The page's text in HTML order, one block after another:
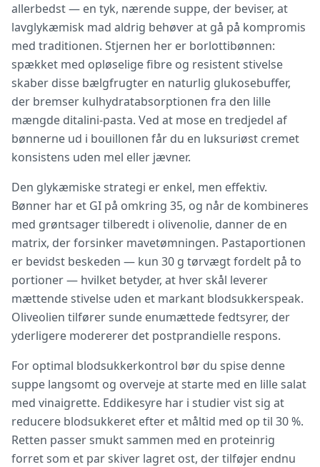
allerbedst — en tyk, nærende suppe, der beviser, at
lavglykæmisk mad aldrig behøver at gå på kompromis
med traditionen. Stjernen her er borlottibønnen:
spækket med opløselige fibre og resistent stivelse
skaber disse bælgfrugter en naturlig glukosebuffer,
der bremser kulhydratabsorptionen fra den lille
mængde ditalini-pasta. Ved at mose en tredjedel af
bønnerne ud i bouillonen får du en luksuriøst cremet
konsistens uden mel eller jævner.
Den glykæmiske strategi er enkel, men effektiv.
Bønner har et GI på omkring 35, og når de kombineres
med grøntsager tilberedt i olivenolie, danner de en
matrix, der forsinker mavetømningen. Pastaportionen
er bevidst beskeden — kun 30 g tørvægt fordelt på to
portioner — hvilket betyder, at hver skål leverer
mættende stivelse uden et markant blodsukkerspeak.
Oliveolien tilfører sunde enumættede fedtsyrer, der
yderligere modererer det postprandielle respons.
For optimal blodsukkerkontrol bør du spise denne
suppe langsomt og overveje at starte med en lille salat
med vinaigrette. Eddikesyre har i studier vist sig at
reducere blodsukkeret efter et måltid med op til 30 %.
Retten passer smukt sammen med en proteinrig
forret som et par skiver lagret ost, der tilføjer endnu